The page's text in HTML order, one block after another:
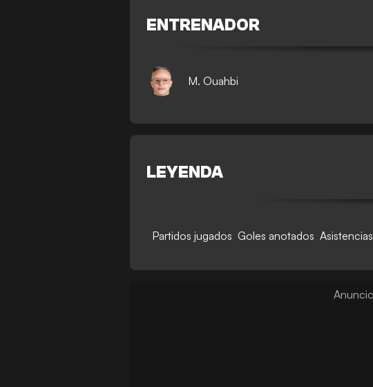
ENTRENADOR
M. Ouahbi
LEYENDA
Partidos jugados Goles anotados Asistencias